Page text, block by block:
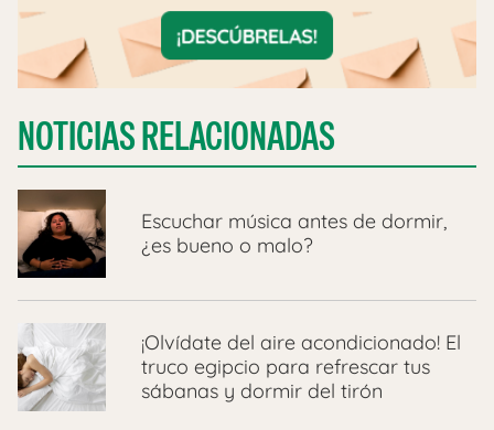
NOTICIAS RELACIONADAS
Escuchar música antes de dormir,
¿es bueno o malo?
¡Olvídate del aire acondicionado! El
truco egipcio para refrescar tus
sábanas y dormir del tirón